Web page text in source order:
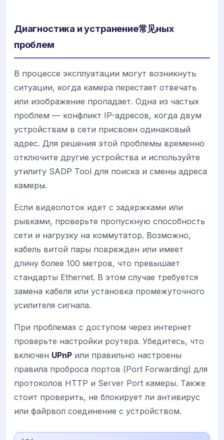
Диагностика и устранение常见ных
проблем
В процессе эксплуатации могут возникнуть
ситуации, когда камера перестает отвечать
или изображение пропадает. Одна из частых
проблем — конфликт IP-адресов, когда двум
устройствам в сети присвоен одинаковый
адрес. Для решения этой проблемы временно
отключите другие устройства и используйте
утилиту SADP Tool для поиска и смены адреса
камеры.
Если видеопоток идет с задержками или
рывками, проверьте пропускную способность
сети и нагрузку на коммутатор. Возможно,
кабель витой пары поврежден или имеет
длину более 100 метров, что превышает
стандарты Ethernet. В этом случае требуется
замена кабеля или установка промежуточного
усилителя сигнала.
При проблемах с доступом через интернет
проверьте настройки роутера. Убедитесь, что
включен UPnP или правильно настроены
правила проброса портов (Port Forwarding) для
протоколов HTTP и Server Port камеры. Также
стоит проверить, не блокирует ли антивирус
или файрвол соединение с устройством.